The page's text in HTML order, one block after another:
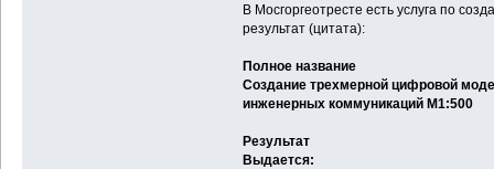
В Мосгоргеотресте есть услуга по
результат (цитата):
Полное название
Создание трехмерной цифровой
инженерных коммуникаций М1:500
Результат
Выдается: